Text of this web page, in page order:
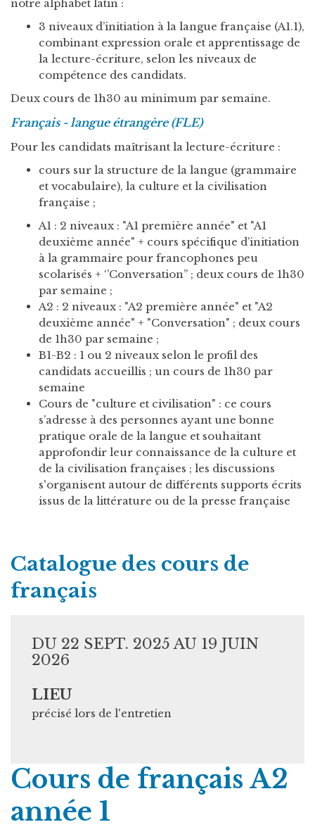
notre alphabet latin :
3 niveaux d’initiation à la langue française (A1.1),
combinant expression orale et apprentissage de
la lecture-écriture, selon les niveaux de
compétence des candidats.
Deux cours de 1h30 au minimum par semaine.
Français - langue étrangère (FLE)
Pour les candidats maîtrisant la lecture-écriture :
cours sur la structure de la langue (grammaire
et vocabulaire), la culture et la civilisation
française ;
A1 : 2 niveaux : "A1 première année" et "A1
deuxième année" + cours spécifique d’initiation
à la grammaire pour francophones peu
scolarisés + ‘’Conversation’’ ; deux cours de 1h30
par semaine ;
A2 : 2 niveaux : "A2 première année" et "A2
deuxième année" + "Conversation" ; deux cours
de 1h30 par semaine ;
B1-B2 : 1 ou 2 niveaux selon le profil des
candidats accueillis ; un cours de 1h30 par
semaine
Cours de "culture et civilisation" : ce cours
s’adresse à des personnes ayant une bonne
pratique orale de la langue et souhaitant
approfondir leur connaissance de la culture et
de la civilisation françaises ; les discussions
s'organisent autour de différents supports écrits
issus de la littérature ou de la presse française
Catalogue des cours de
français
DU 22 SEPT. 2025 AU 19 JUIN
2026
LIEU
précisé lors de l'entretien
Cours de français A2
année 1